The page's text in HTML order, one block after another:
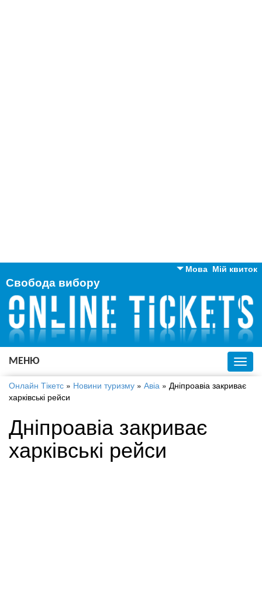
Мій квиток
Мова
Англійська
Російська
Українська
Свобода вибору
МЕНЮ
Онлайн Тікетс » Новини туризму » Авіа » Дніпроавіа закриває
харківські рейси
Дніпроавіа закриває
харківські рейси